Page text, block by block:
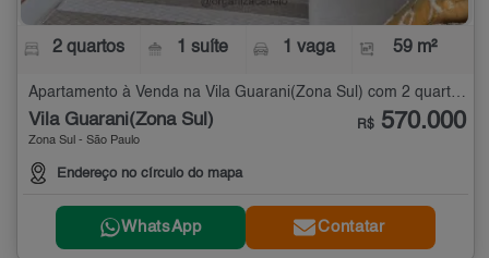
2 quartos 1 suíte 1 vaga 59 m²
Apartamento à Venda na Vila Guarani(Zona Sul) com 2 quartos - 59 m²
Vila Guarani(Zona Sul)
Zona Sul - São Paulo
Endereço no círculo do mapa
R$ 570.000
WhatsApp Contatar